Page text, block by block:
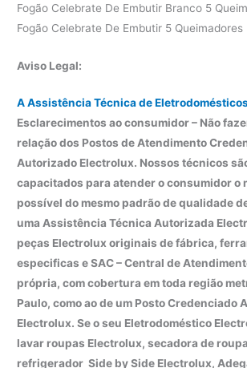
Fogão Celebrate De Embutir Branco 5
Fogão Celebrate De Embutir 5
Aviso Legal:
A Assistência Técnica de
Esclarecimentos ao consumidor – Não
relação dos Postos de Atendimento
Autorizado Electrolux. Nossos técnicos
capacitados para atender o consumidor o
possível do mesmo padrão de qualidade
uma Assistência Técnica Autorizada
peças Electrolux originais de fábrica,
especificas e SAC – Central de
própria, com cobertura em toda região
Paulo, como ao de um Posto Credenciado
Electrolux. Se o seu Eletrodoméstico
lavar roupas Electrolux, secadora de
refrigerador Side by Side Electrolux,